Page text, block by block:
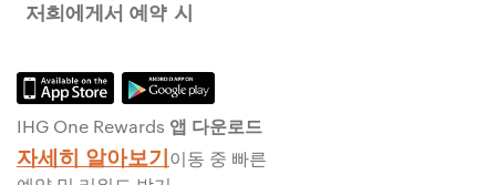
IHG One Rewards 앱 다운로드
자세히 알아보기이동 중 빠른